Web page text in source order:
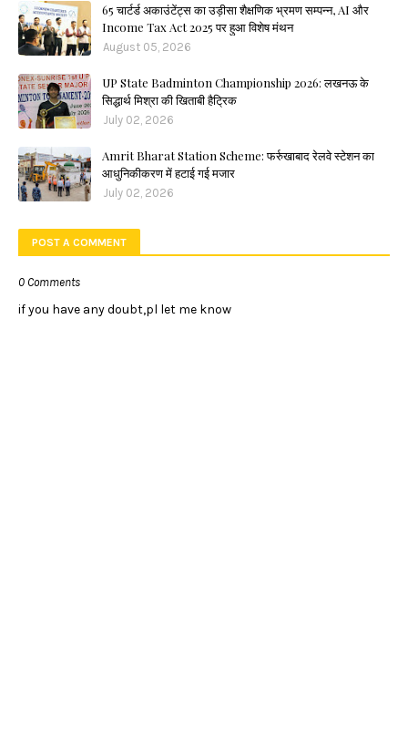
65 चार्टर्ड अकाउंटेंट्स का उड़ीसा शैक्षणिक भ्रमण सम्पन्न, AI और
Income Tax Act 2025 पर हुआ विशेष मंथन
August 05, 2026
UP State Badminton Championship 2026: लखनऊ के
सिद्धार्थ मिश्रा की खिताबी हैट्रिक
July 02, 2026
Amrit Bharat Station Scheme: फर्रुखाबाद रेलवे स्टेशन का
आधुनिकीकरण में हटाई गई मजार
July 02, 2026
POST A COMMENT
0 Comments
if you have any doubt,pl let me know